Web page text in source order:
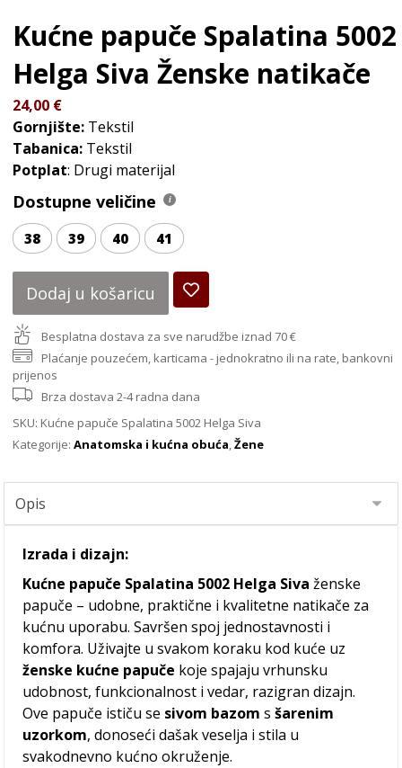
Kućne papuče Spalatina 5002
Helga Siva Ženske natikače
24,00 €
Gornjište: Tekstil
Tabanica: Tekstil
Potplat: Drugi materijal
Dostupne veličine
38 39 40 41
Dodaj u košaricu
Besplatna dostava za sve narudžbe iznad 70 €
Plaćanje pouzećem, karticama - jednokratno ili na rate, bankovni
prijenos
Brza dostava 2-4 radna dana
SKU: Kućne papuče Spalatina 5002 Helga Siva
Kategorije:Anatomska i kućna obuća,Žene
Izrada i dizajn:
Kućne papuče Spalatina 5002 Helga Sivaženske
papuče – udobne, praktične i kvalitetne natikače za
kućnu uporabu. Savršen spoj jednostavnosti i
komfora. Uživajte u svakom koraku kod kuće uz
ženske kućne papuče koje spajaju vrhunsku
udobnost, funkcionalnost i vedar, razigran dizajn.
Ove papuče ističu se sivom bazom sšarenim
uzorkom, donoseći dašak veselja i stila u
svakodnevno kućno okruženje.